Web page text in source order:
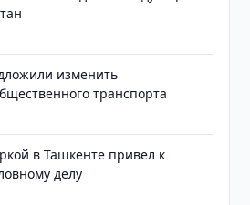
изменить
транспорта
в Ташкенте привел к
делу